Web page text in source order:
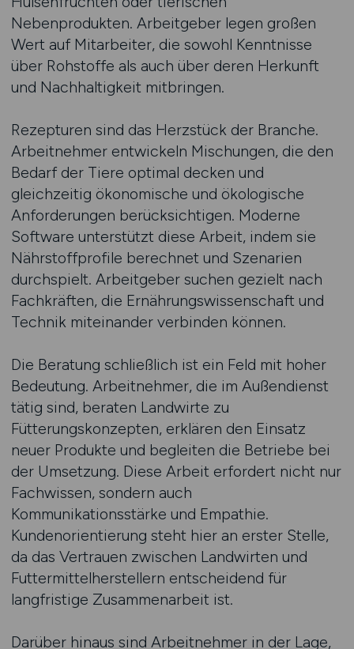
Nebenprodukten. Arbeitgeber legen großen
Wert auf Mitarbeiter, die sowohl Kenntnisse
über Rohstoffe als auch über deren Herkunft
und Nachhaltigkeit mitbringen.
Rezepturen sind das Herzstück der Branche.
Arbeitnehmer entwickeln Mischungen, die den
Bedarf der Tiere optimal decken und
gleichzeitig ökonomische und ökologische
Anforderungen berücksichtigen. Moderne
Software unterstützt diese Arbeit, indem sie
Nährstoffprofile berechnet und Szenarien
durchspielt. Arbeitgeber suchen gezielt nach
Fachkräften, die Ernährungswissenschaft und
Technik miteinander verbinden können.
Die Beratung schließlich ist ein Feld mit hoher
Bedeutung. Arbeitnehmer, die im Außendienst
tätig sind, beraten Landwirte zu
Fütterungskonzepten, erklären den Einsatz
neuer Produkte und begleiten die Betriebe bei
der Umsetzung. Diese Arbeit erfordert nicht nur
Fachwissen, sondern auch
Kommunikationsstärke und Empathie.
Kundenorientierung steht hier an erster Stelle,
da das Vertrauen zwischen Landwirten und
Futtermittelherstellern entscheidend für
langfristige Zusammenarbeit ist.
Darüber hinaus sind Arbeitnehmer in der Lage,